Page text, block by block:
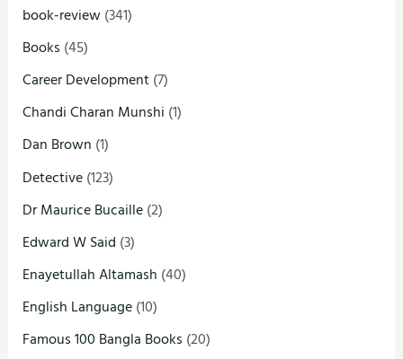
book-review(341)
Books (45)
Career Development(7)
Chandi Charan Munshi (1)
Dan Brown (1)
Detective(123)
Dr Maurice Bucaille(2)
Edward W Said (3)
Enayetullah Altamash (40)
English Language(10)
Famous 100 Bangla Books (20)